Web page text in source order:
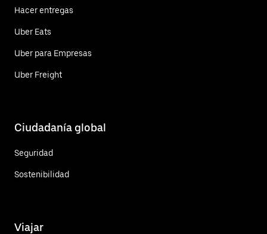
Hacer entregas
Uber Eats
Uber para Empresas
Uber Freight
Ciudadanía global
Seguridad
Sostenibilidad
Viajar